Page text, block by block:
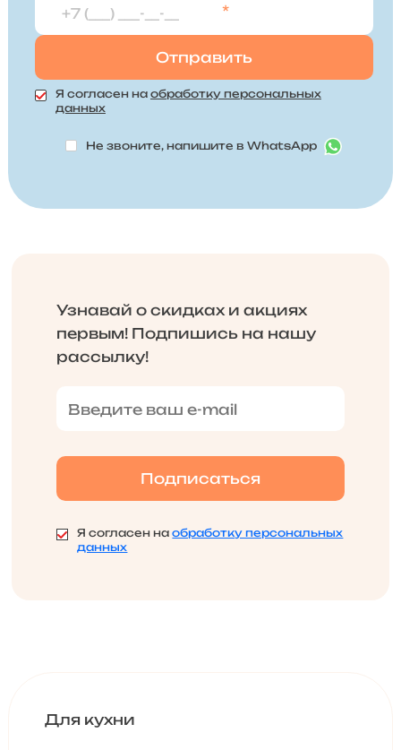
*
Я согласен на обработку персональных
данных
Не звоните, напишите в WhatsApp
Узнавай о скидках и акциях
первым! Подпишись на нашу
рассылку!
Я согласен наобработку персональных
данных
Для кухни